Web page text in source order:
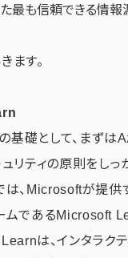
最も信頼できる情報
ます。
基礎として、まずは
ュリティの原則をしっ
は、Microsoftが提供
ムであるMicrosoft
は、インタラク